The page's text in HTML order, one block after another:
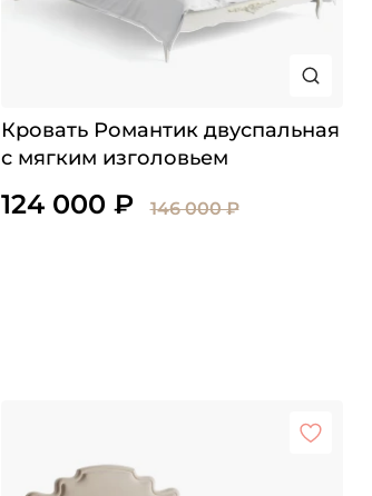
Кровать Романтик двуспальная
с мягким изголовьем
124 000 ₽ 146 000 ₽